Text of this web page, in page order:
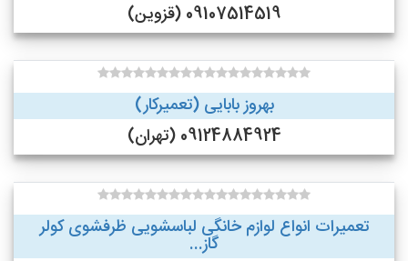
09107514519 (قزوین)
بهروز بابایی (تعمیرکار)
09124884924 (تهران)
تعمیرات انواع لوازم خانگی لباسشویی ظرفشوی کولر
گاز...